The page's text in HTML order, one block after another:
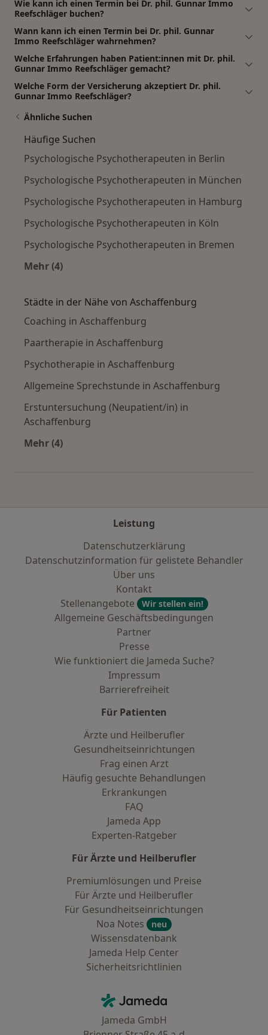
Wie kann ich einen Termin bei Dr. phil. Gunnar Immo
Reefschläger buchen?
Wann kann ich einen Termin bei Dr. phil. Gunnar
Immo Reefschläger wahrnehmen?
Welche Erfahrungen haben Patient:innen mit Dr. phil.
Gunnar Immo Reefschläger gemacht?
Welche Form der Versicherung akzeptiert Dr. phil.
Gunnar Immo Reefschläger?
Ähnliche Suchen
Häufige Suchen
Psychologische Psychotherapeuten in Berlin
Psychologische Psychotherapeuten in München
Psychologische Psychotherapeuten in Hamburg
Psychologische Psychotherapeuten in Köln
Psychologische Psychotherapeuten in Bremen
Mehr (4)
Städte in der Nähe von Aschaffenburg
Coaching in Aschaffenburg
Paartherapie in Aschaffenburg
Psychotherapie in Aschaffenburg
Allgemeine Sprechstunde in Aschaffenburg
Erstuntersuchung (Neupatient/in) in
Aschaffenburg
Mehr (4)
Leistung
Datenschutzerklärung
Datenschutzinformation für gelistete Behandler
Über uns
Kontakt
Stellenangebote
Wir stellen ein!
Allgemeine Geschäftsbedingungen
Partner
Presse
Wie funktioniert die Jameda Suche?
Impressum
Barrierefreiheit
Für Patienten
Ärzte und Heilberufler
Gesundheitseinrichtungen
Frag einen Arzt
Häufig gesuchte Behandlungen
Erkrankungen
FAQ
Jameda App
Experten-Ratgeber
Für Ärzte und Heilberufler
Premiumlösungen und Preise
Für Ärzte und Heilberufler
Für Gesundheitseinrichtungen
Noa Notes
neu
Wissensdatenbank
Jameda Help Center
Sicherheitsrichtlinien
Jameda - Startseite
Jameda GmbH